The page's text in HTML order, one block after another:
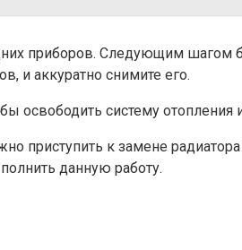
приборов. Следующим
и аккуратно снимите его.
освободить систему
приступить к замене
данную работу.